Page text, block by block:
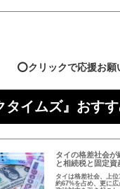
⭕️クリックで応援お
タイムズ』おすす
タイの格差社会
と相続税と固定資
タイは格差社会、上
約67%を占め、更に